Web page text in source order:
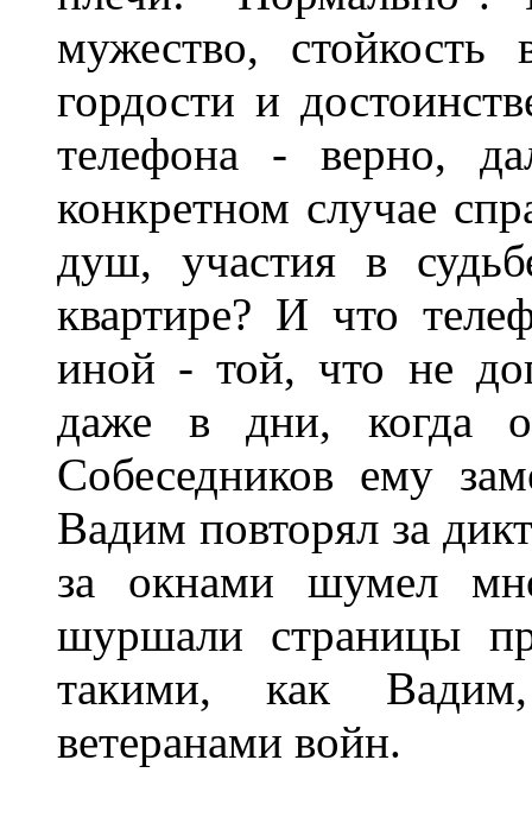
мужество,
гордости и
телефона - верно,
конкретном случае
душ, участия в
квартире? И что
иной - той, что не
даже в дни, когда
Собеседников ему
Вадим повторял за
за окнами шумел
шуршали страницы
такими, как
ветеранами войн.